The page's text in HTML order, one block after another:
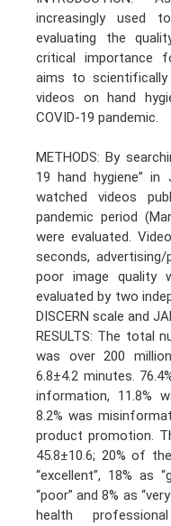
increasingly used
evaluating the
critical importance
aims to
videos on hand
COVID-19 pandemic.
METHODS: By
19 hand hygiene”
watched videos
pandemic period
were evaluated.
seconds, advertising/
poor image quality
evaluated by two
DISCERN scale and
RESULTS: The total
was over 200
6.8±4.2 minutes.
information, 11.8%
8.2% was
product promotion.
45.8±10.6; 20% of
“excellent”, 18% as
“poor” and 8% as
health